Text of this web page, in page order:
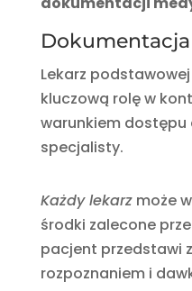
Lekarz
kluczową rolę w
warunkiem
specjalisty.
Każdy lekarzmoże
środki zalecone
pacjent przedstawi
rozpoznaniem i